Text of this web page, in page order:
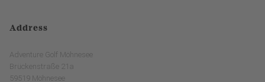
Address
Adventure Golf Möhnesee
Brückenstraße 21a
59519 Möhnesee